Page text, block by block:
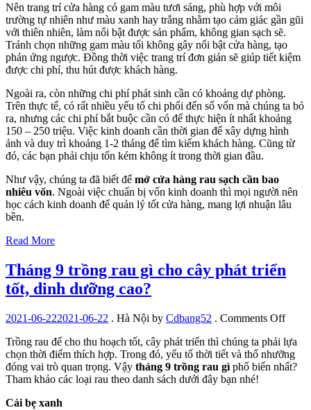
Nên trang trí cửa hàng có gam màu tươi sáng, phù hợp với môi
trường tự nhiên như màu xanh hay trắng nhằm tạo cảm giác gần gũi
với thiên nhiên, làm nổi bật được sản phẩm, không gian sạch sẽ.
Tránh chọn những gam màu tối không gây nổi bật cửa hàng, tạo
phản ứng ngược. Đồng thời việc trang trí đơn giản sẽ giúp tiết kiệm
được chi phí, thu hút được khách hàng.
Ngoài ra, còn những chi phí phát sinh cần có khoảng dự phòng.
Trên thực tế, có rất nhiều yếu tố chi phối đến số vốn mà chúng ta bỏ
ra, nhưng các chi phí bắt buộc cần có để thực hiện ít nhất khoảng
150 – 250 triệu. Việc kinh doanh cần thời gian để xây dựng hình
ảnh và duy trì khoảng 1-2 tháng để tìm kiếm khách hàng. Cũng từ
đó, các bạn phải chịu tốn kém không ít trong thời gian đầu.
Như vậy, chúng ta đã biết để mở cửa hàng rau sạch cần bao
nhiêu vốn. Ngoài việc chuẩn bị vốn kinh doanh thì mọi người nên
học cách kinh doanh để quản lý tốt cửa hàng, mang lợi nhuận lâu
bền.
Read More
Tháng 9 trồng rau gì cho cây phát triển
tốt, dinh dưỡng cao?
2021-06-222021-06-22 . Hà Nội by Cdbang52 . Comments Offon
9
trồng
rau
Trồng rau để cho thu hoạch tốt, cây phát triển thì chúng ta phải lựa
chọn thời điểm thích hợp. Trong đó, yếu tố thời tiết và thổ nhưỡng
đóng vai trò quan trọng. Vậy tháng 9 trồng rau gì phổ biến nhất?
Tham khảo các loại rau theo danh sách dưới đây bạn nhé!
Cải bẹ xanh